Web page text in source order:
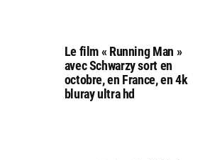
Le film « Running Man »
avec Schwarzy sort en
octobre, en France, en 4k
bluray ultra hd